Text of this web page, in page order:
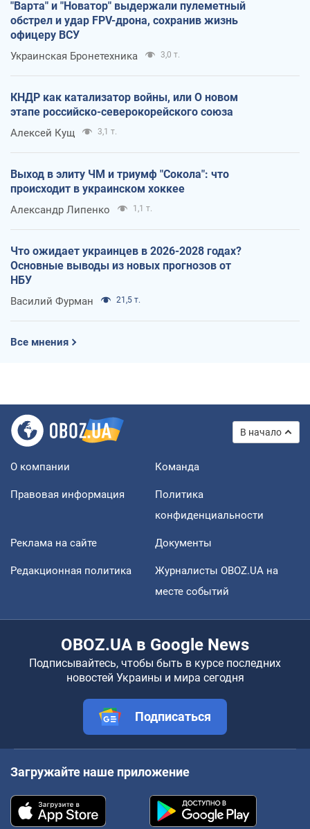
"Варта" и "Новатор" выдержали пулеметный
обстрел и удар FPV-дрона, сохранив жизнь
офицеру ВСУ
Украинская Бронетехника 3,0 т.
КНДР как катализатор войны, или О новом
этапе российско-северокорейского союза
Алексей Кущ 3,1 т.
Выход в элиту ЧМ и триумф "Сокола": что
происходит в украинском хоккее
Александр Липенко 1,1 т.
Что ожидает украинцев в 2026-2028 годах?
Основные выводы из новых прогнозов от
НБУ
Василий Фурман 21,5 т.
Все мнения
В начало
О компании Команда
Правовая информация
Политика
конфиденциальности
Реклама на сайте Документы
Редакционная политика
Журналисты OBOZ.UA на
месте событий
OBOZ.UA в Google News
Подписывайтесь, чтобы быть в курсе последних
новостей Украины и мира сегодня
Подписаться
Загружайте наше приложение